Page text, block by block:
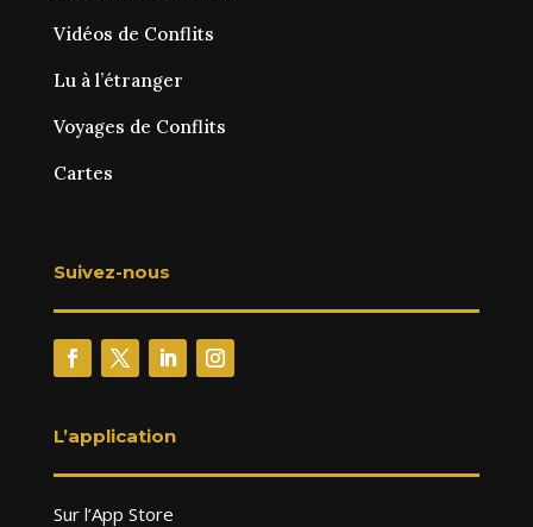
Vidéos de Conflits
Lu à l’étranger
Voyages de Conflits
Cartes
Suivez-nous
L’application
Sur l’App Store